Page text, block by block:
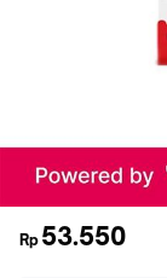
Rp 53.550